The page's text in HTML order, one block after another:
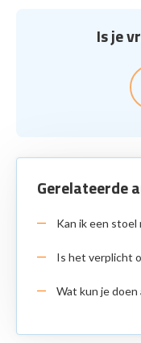
Is je
Gerelateerde
Kan ik een stoel
Is het verplicht
Wat kun je